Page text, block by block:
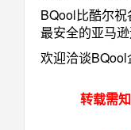
BQool比酷尔
最安全的亚马
欢迎洽谈
转载需